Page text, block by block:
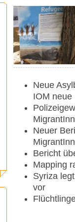
Neue
IOM neue
Neuer
Bericht
Mapping
Syriza
vor